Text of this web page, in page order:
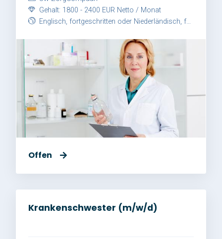
Gehalt: 1800 - 2400 EUR Netto / Monat
Englisch, fortgeschritten oder Niederländisch, fortgeschritten
Offen
Krankenschwester (m/w/d)